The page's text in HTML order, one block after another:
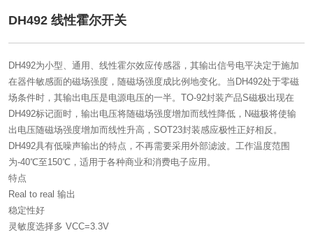
DH492 线性霍尔开关
DH492为小型、通用、线性霍尔效应传感器，其输出信号电平决定于施加
在器件敏感面的磁场强度，随磁场强度成比例地变化。当DH492处于零磁
场条件时，其输出电压是电源电压的一半。TO-92封装产品S磁极出现在
DH492标记面时，输出电压将随磁场强度增加而线性降低，N磁极将使输
出电压随磁场强度增加而线性升高，SOT23封装感应极性正好相反。
DH492具有低噪声输出的特点，不再需要采用外部滤波。工作温度范围
为-40℃至150℃，适用于各种商业和消费电子应用。
特点
Real to real 输出
稳定性好
灵敏度选择多 VCC=3.3V